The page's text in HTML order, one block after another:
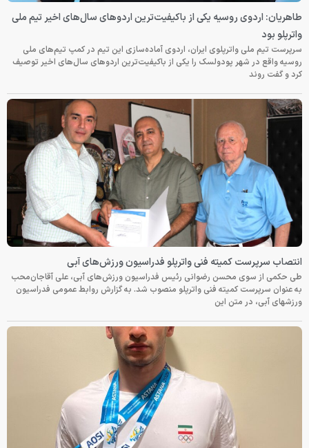
طاهریان: اردوی روسیه یکی از باکیفیت‌ترین اردوهای سال‌های اخیر تیم ملی
واترپلو بود
سرپرست تیم ملی واترپلوی ایران، اردوی آماده‌سازی این تیم در کمپ تیم‌های ملی
روسیه واقع در شهر پودولسک را یکی از باکیفیت‌ترین اردوهای سال‌های اخیر توصیف
کرد و گفت روند
انتصاب سرپرست کمیته فنی واترپلو فدراسیون ورزش‌های آبی
طی حکمی از سوی محسن رضوانی رئیس فدراسیون ورزش‌های آبی، علی آقاجان‌محب
به عنوان سرپرست کمیته فنی واترپلو منصوب شد. به گزارش روابط عمومی فدراسیون
ورزشهای آبی، در متن این